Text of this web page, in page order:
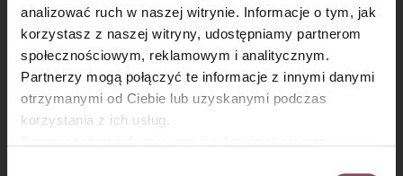
analizować ruch w naszej witrynie. Informacje o tym, jak
korzystasz z naszej witryny, udostępniamy partnerom
społecznościowym, reklamowym i analitycznym.
Partnerzy mogą połączyć te informacje z innymi danymi
otrzymanymi od Ciebie lub uzyskanymi podczas
korzystania z ich usług.
Dodaj rozpuszczone masło, wymieszaj.
×